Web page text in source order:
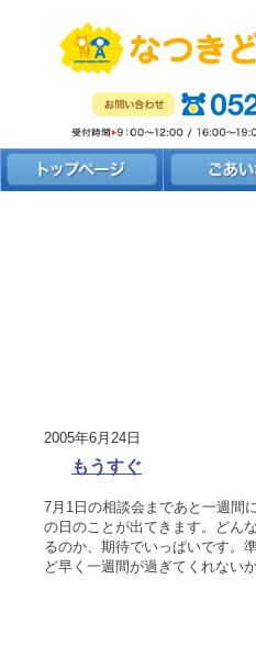
2005年6月24日
もうすぐ
7月1日の相談会まであと一週間
の日のことが出てきます。どん
るのか、期待でいっぱいです。
ど早く一週間が過ぎてくれない